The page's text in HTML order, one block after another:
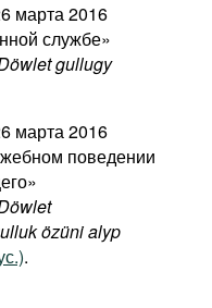
марта 2016
службе»
gullugy
марта 2016
поведении
özüni alyp
.